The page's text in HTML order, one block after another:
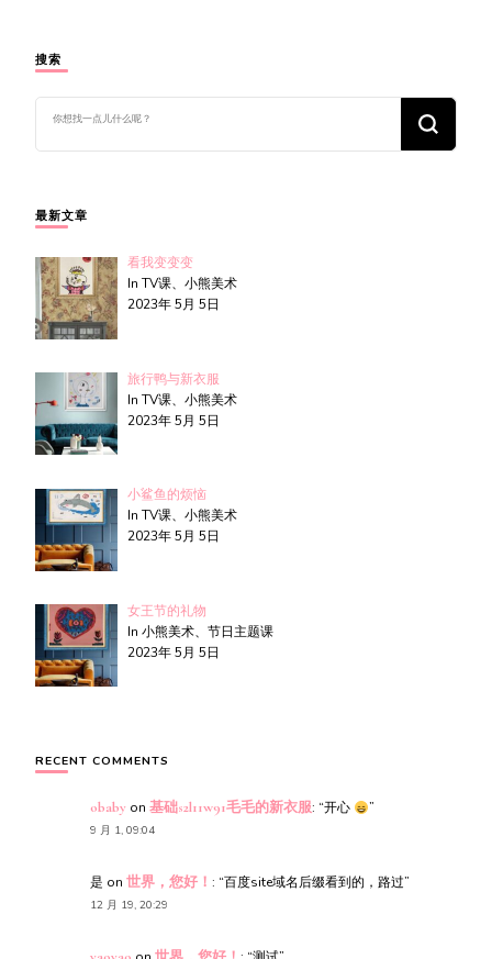
搜索
么
吗?
最新文章
看我变变变
In TV课、小熊美术
2023年 5月 5日
旅行鸭与新衣服
In TV课、小熊美术
2023年 5月 5日
小鲨鱼的烦恼
In TV课、小熊美术
2023年 5月 5日
女王节的礼物
In 小熊美术、节日主题课
2023年 5月 5日
RECENT COMMENTS
obaby on 基础s2l11w91毛毛的新衣服: “开心 ”
9 月 1, 09:04
是 on 世界，您好！ : “百度site域名后缀看到的，路过”
12 月 19, 20:29